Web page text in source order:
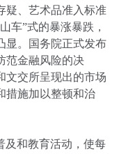
疑、艺术品准入标准
车”式的暴涨暴跌，
显。国务院正式发布
范金融风险的决
文交所呈现出的市场
措施加以整顿和治
及和教育活动，使每